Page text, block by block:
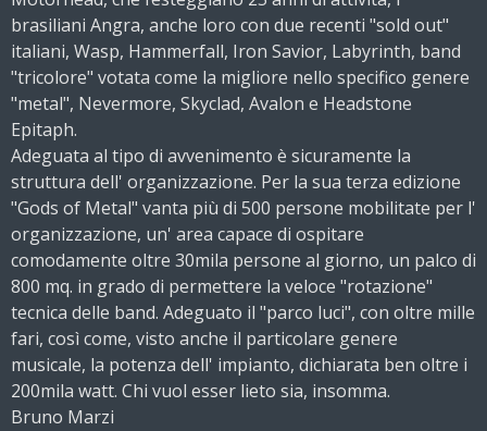
brasiliani Angra, anche loro con due recenti "sold out"
italiani, Wasp, Hammerfall, Iron Savior, Labyrinth, band
"tricolore" votata come la migliore nello specifico genere
"metal", Nevermore, Skyclad, Avalon e Headstone
Epitaph.
Adeguata al tipo di avvenimento è sicuramente la
struttura dell' organizzazione. Per la sua terza edizione
"Gods of Metal" vanta più di 500 persone mobilitate per l'
organizzazione, un' area capace di ospitare
comodamente oltre 30mila persone al giorno, un palco di
800 mq. in grado di permettere la veloce "rotazione"
tecnica delle band. Adeguato il "parco luci", con oltre mille
fari, così come, visto anche il particolare genere
musicale, la potenza dell' impianto, dichiarata ben oltre i
200mila watt. Chi vuol esser lieto sia, insomma.
Bruno Marzi